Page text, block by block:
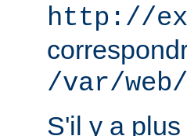
http://
/var/
S'il y a